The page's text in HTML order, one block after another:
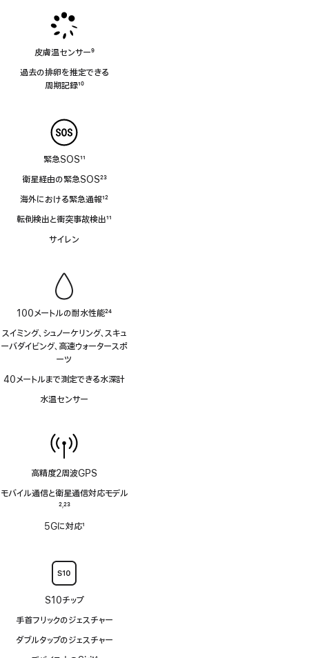
皮膚温センサー
注
9
過去の排卵を推定できる
周⁠期⁠記⁠録10
緊急SOS
脚
注
11
衛星経由の緊急SOS
脚
注
23
海外における緊急通報
脚
注
12
転倒検出と衝突事故検出11
サイレン
100メートルの耐水性能
注
24
スイミング、シュノーケリング、スキュ
ーバダイビング、高速ウォータースポ
ーツ
40メートルまで測定できる水深計
水温センサー
高精度2周波GPS
モバイル通信と衛星通信対応モデル
2,23
5Gに対応1
S10チップ
手首フリックのジェスチャー
ダブルタップのジェスチャー